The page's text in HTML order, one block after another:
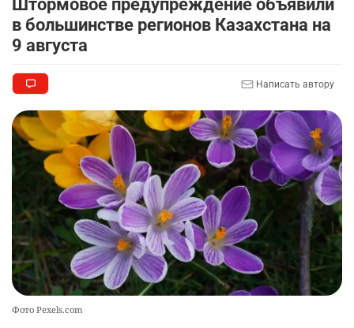
Штормовое предупреждение объявили
в большинстве регионов Казахстана на
9 августа
Написать автору
Фото Pexels.com